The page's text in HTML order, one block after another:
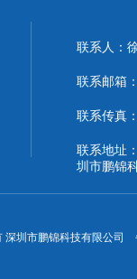
联系人：
联系邮箱
联系传真
联系地址
圳市鹏锦
深圳市鹏锦科技有限公司